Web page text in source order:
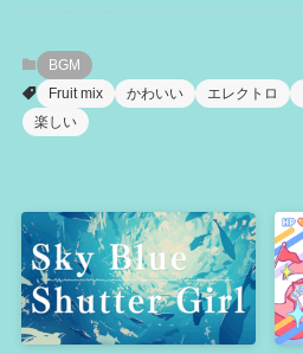
BGM
Fruit mix
かわいい エレクトロ
楽しい